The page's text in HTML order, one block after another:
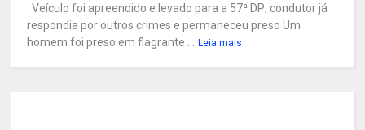
Veículo foi apreendido e levado para a 57ª DP; condutor já
respondia por outros crimes e permaneceu preso Um
homem foi preso em flagrante ...
Leia mais